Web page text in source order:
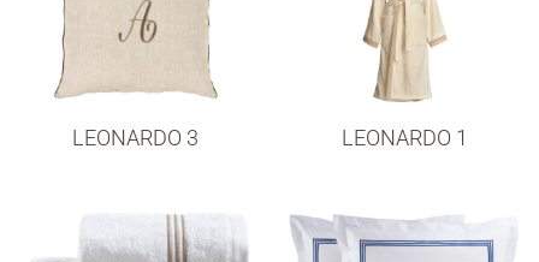
LEONARDO 3 LEONARDO 1